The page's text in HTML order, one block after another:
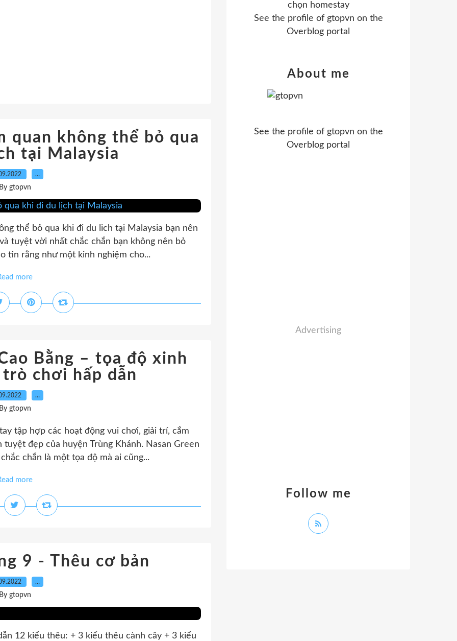
quan không thể bỏ qua
tại Malaysia
…
gtopvn
thể bỏ qua khi đi du lich tại Malaysia bạn nên
tuyệt vời nhất chắc chắn bạn không nên bỏ
tin rằng như một kinh nghiệm cho...
more
Bằng – tọa độ xinh
chơi hấp dẫn
…
gtopvn
tập hợp các hoạt động vui chơi, giải trí, cắm
đẹp của huyện Trùng Khánh. Nasan Green
chắn là một tọa độ mà ai cũng...
more
9 - Thêu cơ bản
…
gtopvn
12 kiểu thêu: + 3 kiểu thêu cành cây + 3 kiểu
chọn homestay
See the profile of gtopvn on the
Overblog portal
Follow me
About me
See the profile of gtopvn on the
Overblog portal
Advertising